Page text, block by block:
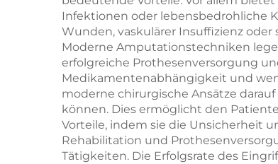
Infektionen oder lebensbedrohliche
Wunden, vaskulärer Insuffizienz
Moderne Amputationstechniken
erfolgreiche Prothesenversorgung
Medikamentenabhängigkeit und
moderne chirurgische Ansätze
können. Dies ermöglicht den
Vorteile, indem sie die Unsicherheit
Rehabilitation und
Tätigkeiten. Die Erfolgsrate des